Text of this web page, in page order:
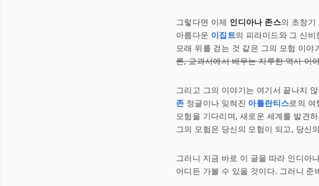
그렇다면 이제 인디아나 존스의 초창기
아름다운 이집트의 피라미드와 그 신
모래 위를 걷는 것 같은 그의 모험 이
론, 교과서에서 배우는 지루한 역사 이
그리고 그의 이야기는 여기서 끝나지
존 정글이나 잊혀진 아틀란티스로의 여
모험을 기다리며, 새로운 세계를 발견
그의 모험은 당신의 모험이 되고, 당
그러니 지금 바로 이 글을 따라 인디아
어디든 가볼 수 있을 것이다. 그러니 준